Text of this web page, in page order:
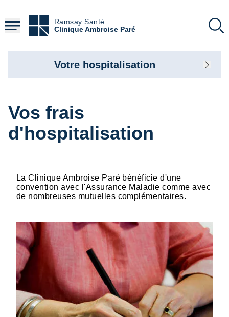
contenu
principal
Ramsay Santé
Clinique Ambroise Paré
Vos frais
d'hospitalisation
La Clinique Ambroise Paré bénéficie d'une
convention avec l'Assurance Maladie comme avec
de nombreuses mutuelles complémentaires.
Votre hospitalisation